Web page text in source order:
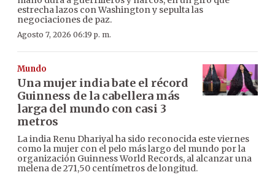
estrecha lazos con Washington y sepulta las
negociaciones de paz.
Agosto 7, 2026 06:19 p. m.
Mundo
Una mujer india bate el récord
Guinness de la cabellera más
larga del mundo con casi 3
metros
La india Renu Dhariyal ha sido reconocida este viernes
como la mujer con el pelo más largo del mundo por la
organización Guinness World Records, al alcanzar una
melena de 271,50 centímetros de longitud.